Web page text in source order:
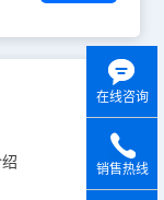
在线咨询
销售热线